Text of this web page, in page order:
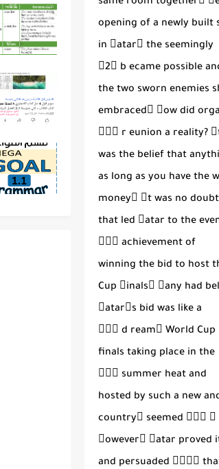
opening of a newly built
in 􀀴atar􀀏 the seemingly
􀀋2􀀌 b ecame possible
the two sworn enemies
embraced􀀑 􀀫ow did
􀀋􀀖􀀌 r eunion a reality?
was the belief that
as long as you have the
money􀀑 􀀬t was no
that led 􀀴atar to the
􀀋􀀗􀀌 achievement of
winning the bid to host
Cup 􀀩inals􀀑 􀀰any had
􀀴atar􀁩s bid was like a
􀀋􀀘􀀌 d ream􀀑 World Cup
finals taking place in the
􀀋􀀙􀀌 summer heat and
hosted by such a new
country􀀏 seemed 􀀋􀀚􀀌 􀀑
􀀫owever􀀏 􀀴atar proved
and persuaded 􀀩􀀬􀀩􀀤